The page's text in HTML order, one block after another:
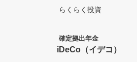
らくらく投資
確定拠出年金
iDeCo（イデコ）